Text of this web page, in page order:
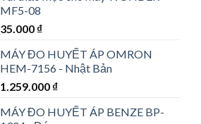
MF5-08
35.000 ₫
MÁY ĐO HUYẾT ÁP OMRON
HEM-7156 - Nhật Bản
1.259.000 ₫
MÁY ĐO HUYẾT ÁP BENZE BP-